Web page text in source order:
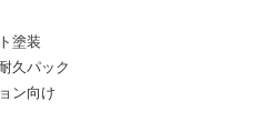
塗装
久パック
ン向け